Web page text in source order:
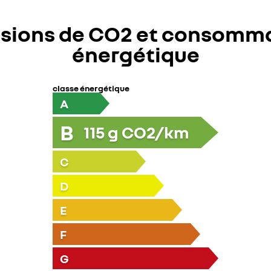
de CO2 et
énergétique
classe énergétique
A
B 115g CO2/km
C
D
E
F
G